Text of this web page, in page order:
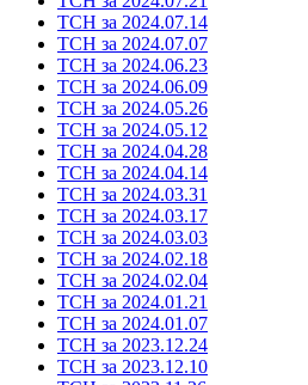
ТСН за 2024.07.14
ТСН за 2024.07.07
ТСН за 2024.06.23
ТСН за 2024.06.09
ТСН за 2024.05.26
ТСН за 2024.05.12
ТСН за 2024.04.28
ТСН за 2024.04.14
ТСН за 2024.03.31
ТСН за 2024.03.17
ТСН за 2024.03.03
ТСН за 2024.02.18
ТСН за 2024.02.04
ТСН за 2024.01.21
ТСН за 2024.01.07
ТСН за 2023.12.24
ТСН за 2023.12.10